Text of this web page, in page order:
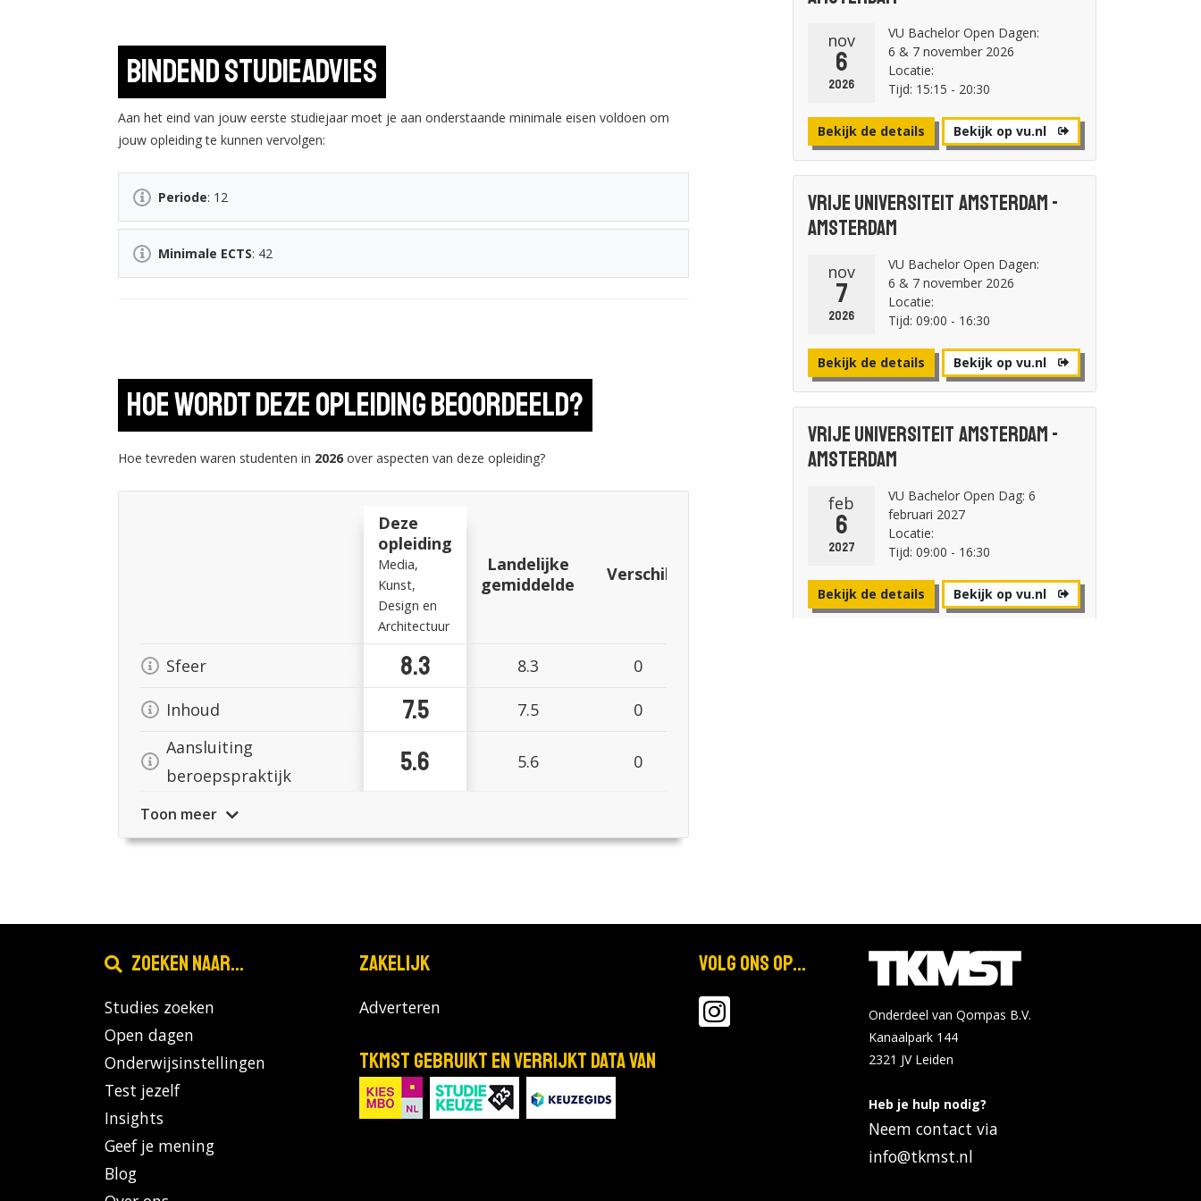
Bindend studieadvies
Aan het eind van jouw eerste studiejaar moet je aan onderstaande minimale eisen voldoen om
jouw opleiding te kunnen vervolgen:
Periode: 12
Minimale ECTS: 42
Hoe wordt deze opleiding beoordeeld?
Hoe tevreden waren studenten in 2026 over aspecten van deze opleiding?
Deze
opleiding
Media,
Kunst,
Design en
Architectuur
Landelijke
gemiddelde
Verschil
Sfeer 8.3 8.3 0
Inhoud 7.5 7.5
0
Aansluiting
beroepspraktijk
5.6 5.6 0
Toon meer
nov
6
2026
VU Bachelor Open Dagen:
6 & 7 november 2026
Locatie:
Tijd: 15:15 - 20:30
Bekijk de details Bekijk op vu.nl
Vrije Universiteit Amsterdam -
Amsterdam
nov
7
2026
VU Bachelor Open Dagen:
6 & 7 november 2026
Locatie:
Tijd: 09:00 - 16:30
Bekijk de details Bekijk op vu.nl
Vrije Universiteit Amsterdam -
Amsterdam
feb
6
2027
VU Bachelor Open Dag: 6
februari 2027
Locatie:
Tijd: 09:00 - 16:30
Bekijk de details Bekijk op vu.nl
Zoeken naar...
Studies zoeken
Open dagen
Onderwijsinstellingen
Test jezelf
Insights
Geef je mening
Blog
Zakelijk
Adverteren
TKMST gebruikt en verrijkt data van
Volg ons op...
Onderdeel van Qompas B.V.
Kanaalpark 144
2321 JV Leiden
Heb je hulp nodig?
Neem contact via
info@tkmst.nl